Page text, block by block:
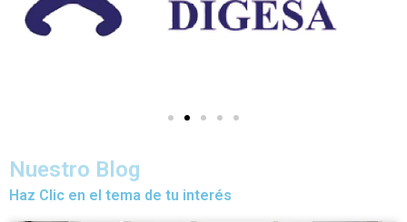
Nuestro Blog
Haz Clic en el tema de tu interés